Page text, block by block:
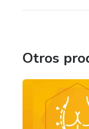
Otros